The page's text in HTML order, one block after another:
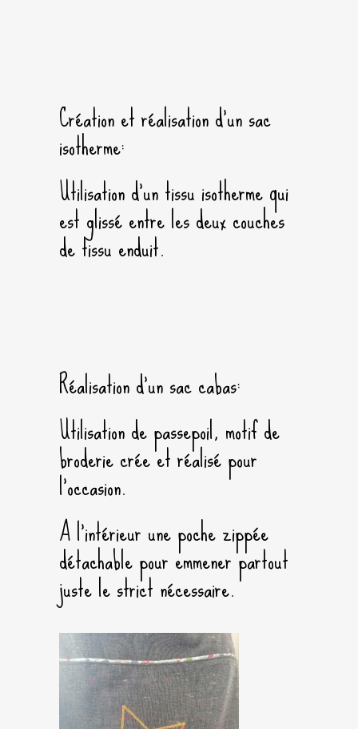
Création et réalisation d’un sac
isotherme:
Utilisation d’un tissu isotherme qui
est glissé entre les deux couches
de tissu enduit.
Réalisation d’un sac cabas:
Utilisation de passepoil, motif de
broderie crée et réalisé pour
l’occasion.
A l’intérieur une poche zippée
détachable pour emmener partout
juste le strict nécessaire.